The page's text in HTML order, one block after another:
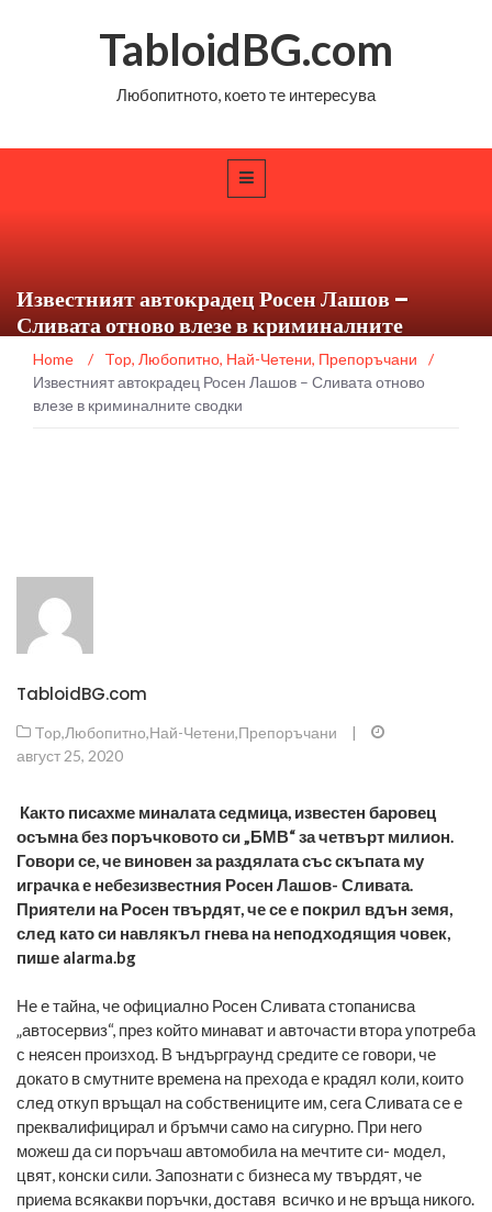
TabloidBG.com
Любопитното, което те интересува
Известният автокрадец Росен Лашов –
Сливата отново влезе в криминалните
сводки
Home / Top, Любопитно, Най-Четени, Препоръчани
/
Известният автокрадец Росен Лашов – Сливата отново
влезе в криминалните сводки
TabloidBG.com
Top,Любопитно,Най-Четени,Препоръчани
|
август 25, 2020
Както писахме миналата седмица, известен баровец
осъмна без поръчковото си „БМВ“ за четвърт милион.
Говори се, че виновен за раздялата със скъпата му
играчка е небезизвестния Росен Лашов- Сливата.
Приятели на Росен твърдят, че се е покрил вдън земя,
след като си навлякъл гнева на неподходящия човек
пише alarma.bg
Не е тайна, че официално Росен Сливата стопанисва
„автосервиз“, през който минават и авточасти втора употреба
с неясен произход. В ъндърграунд средите се говори, че
докато в смутните времена на прехода е крадял коли, които
след откуп връщал на собствениците им, сега Сливата се е
преквалифицирал и бръмчи само на сигурно. При него
можеш да си поръчаш автомобила на мечтите си- модел,
цвят, конски сили. Запознати с бизнеса му твърдят, че
приема всякакви поръчки, доставя всичко и не връща никого.